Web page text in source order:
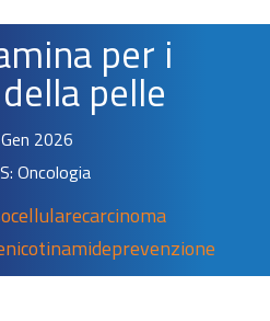
per i
pelle
2026
Oncologia
carcinoma
nicotinamideprevenzione